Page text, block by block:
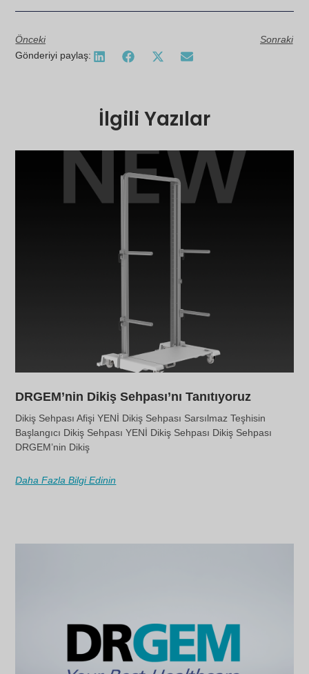
Önceki
Sonraki
Gönderiyi paylaş:
İlgili Yazılar
DRGEM’nin Dikiş Sehpası’nı Tanıtıyoruz
Dikiş Sehpası Afişi YENİ Dikiş Sehpası Sarsılmaz Teşhisin
Başlangıcı Dikiş Sehpası YENİ Dikiş Sehpası Dikiş Sehpası
DRGEM’nin Dikiş
Daha Fazla Bilgi Edinin